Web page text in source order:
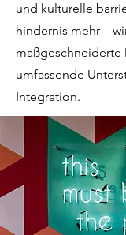
und kulturelle
hindernis mehr –
maßgeschneiderte
umfassende
Integration.